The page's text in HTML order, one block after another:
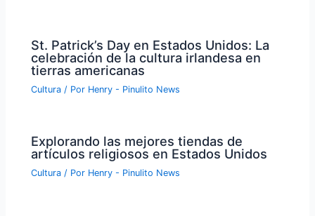
St. Patrick’s Day en Estados Unidos: La
celebración de la cultura irlandesa en
tierras americanas
Cultura / Por Henry - Pinulito News
Explorando las mejores tiendas de
artículos religiosos en Estados Unidos
Cultura / Por Henry - Pinulito News